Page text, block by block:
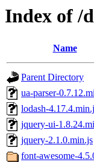
Index of /
Name
Parent Directory
ua-parser-
lodash-
jquery-ui-
jquery-2.1.0.min.js
font-awesome-